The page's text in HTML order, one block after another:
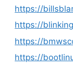
https://
https://
https://
https://